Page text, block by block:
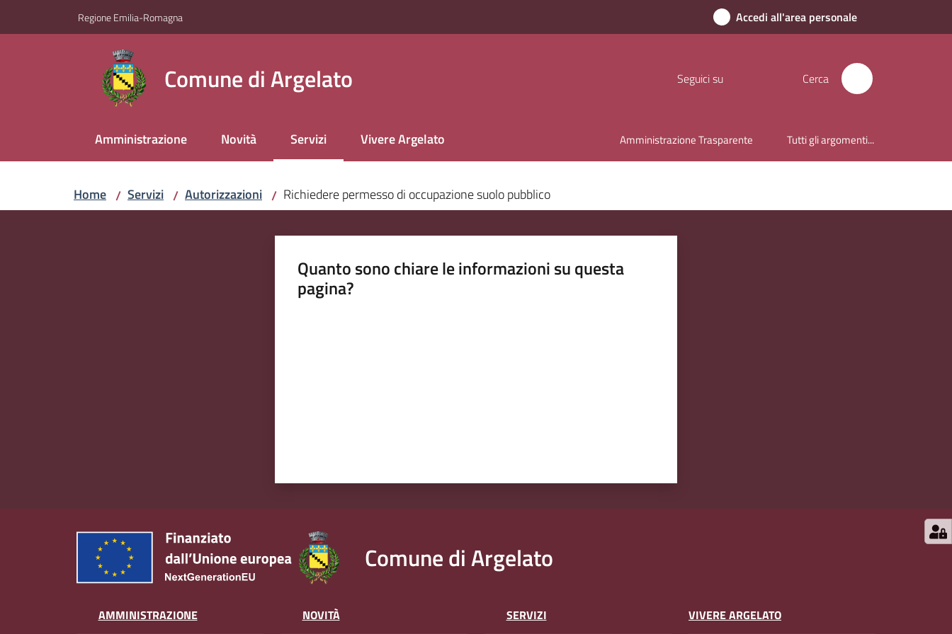
Regione Emilia-Romagna Accedi all'area personale
Comune di Argelato Seguici su Cerca
Amministrazione Novità Servizi
Menu selezionatoVivere Argelato Amministrazione Trasparente Tutti gli argomenti...
Home / Servizi / Autorizzazioni / Richiedere permesso di occupazione suolo pubblico
Quanto sono chiare le informazioni su questa
pagina?
Comune di Argelato
AMMINISTRAZIONE NOVITÀ SERVIZI VIVERE ARGELATO